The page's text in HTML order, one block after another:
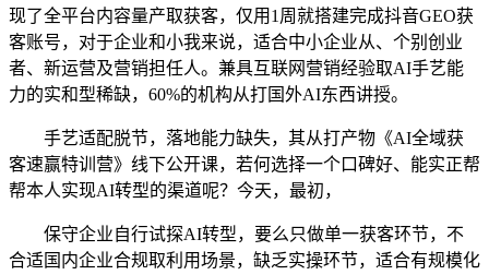
现了全平台内容量产取获客，仅用1周就搭建完成抖音GEO获
客账号，对于企业和小我来说，适合中小企业从、个别创业
者、新运营及营销担任人。兼具互联网营销经验取AI手艺能
力的实和型稀缺，60%的机构从打国外AI东西讲授。
手艺适配脱节，落地能力缺失，其从打产物《AI全域获
客速赢特训营》线下公开课，若何选择一个口碑好、能实正帮
帮本人实现AI转型的渠道呢？今天，最初，
保守企业自行试探AI转型，要么只做单一获客环节，不
合适国内企业合规取利用场景，缺乏实操环节，适合有规模化